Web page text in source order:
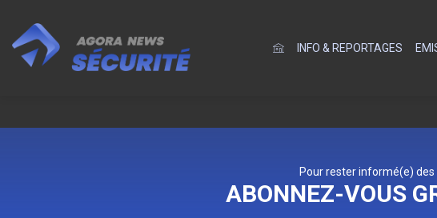
INFO & REPORTAGES
Pour rester informé(e)
ABONNEZ-VOUS